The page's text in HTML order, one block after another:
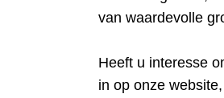
van waardevolle
Heeft u interesse
in op onze